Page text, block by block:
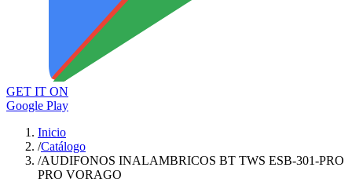
GET IT ON
Google Play
Inicio
/Catálogo
/AUDIFONOS INALAMBRICOS BT TWS ESB-301-PRO
PRO VORAGO